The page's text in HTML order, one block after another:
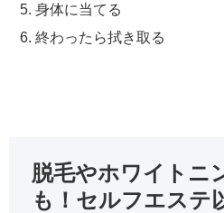
身体に当てる
終わったら拭き取る
脱毛やホワイトニ
も！セルフエステ